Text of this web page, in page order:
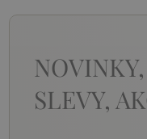
NOVINKY,
SLEVY,